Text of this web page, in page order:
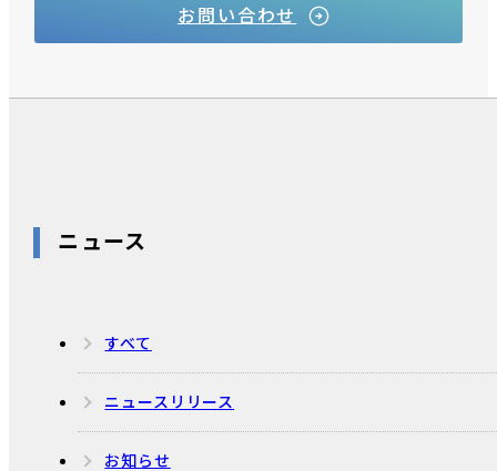
ニュース
すべて
ニュースリリース
お知らせ
お問い合わせ